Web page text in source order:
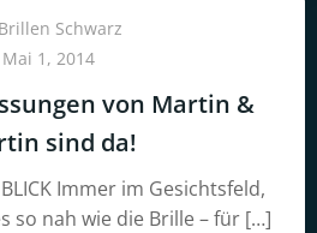
Brillen Schwarz
Mai 1, 2014
von Martin &
sind da!
BLICK Immer im Gesichtsfeld,
so nah wie die Brille – für […]